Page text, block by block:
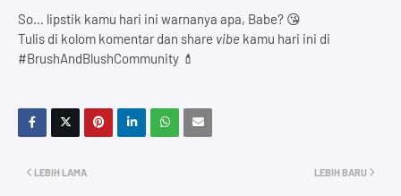
So… lipstik kamu hari ini warnanya apa, Babe? 😘
Tulis di kolom komentar dan share vibe kamu hari ini di
#BrushAndBlushCommunity 💄
LEBIH BARU
LEBIH LAMA